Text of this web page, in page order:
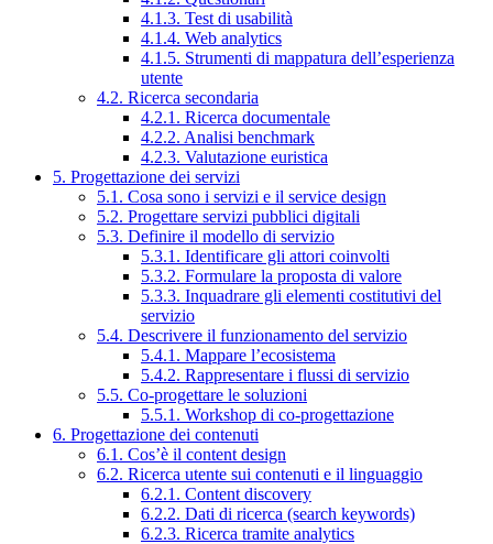
4.1.3. Test di usabilità
4.1.4. Web analytics
4.1.5. Strumenti di mappatura dell’esperienza
utente
4.2. Ricerca secondaria
4.2.1. Ricerca documentale
4.2.2. Analisi benchmark
4.2.3. Valutazione euristica
5. Progettazione dei servizi
5.1. Cosa sono i servizi e il service design
5.2. Progettare servizi pubblici digitali
5.3. Definire il modello di servizio
5.3.1. Identificare gli attori coinvolti
5.3.2. Formulare la proposta di valore
5.3.3. Inquadrare gli elementi costitutivi del
servizio
5.4. Descrivere il funzionamento del servizio
5.4.1. Mappare l’ecosistema
5.4.2. Rappresentare i flussi di servizio
5.5. Co-progettare le soluzioni
5.5.1. Workshop di co-progettazione
6. Progettazione dei contenuti
6.1. Cos’è il content design
6.2. Ricerca utente sui contenuti e il linguaggio
6.2.1. Content discovery
6.2.2. Dati di ricerca (search keywords)
6.2.3. Ricerca tramite analytics